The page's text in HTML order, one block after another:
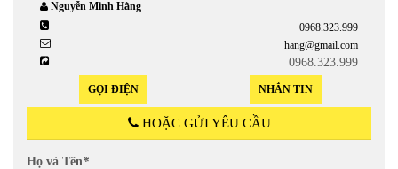
Nguyễn Minh Hằng
0968.323.999
hang@gmail.com
0968.323.999
GỌI ĐIỆN NHẮN TIN
HOẶC GỬI YÊU CẦU
Họ và Tên*